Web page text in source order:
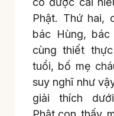
Phật. Thứ hai,
bác Hùng,
cùng thiết
tuổi, bố mẹ
suy nghĩ như
giải thích